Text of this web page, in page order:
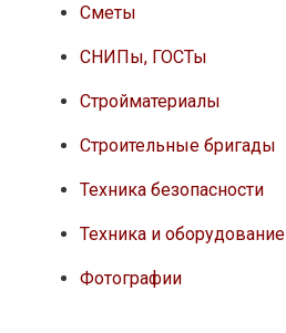
Сметы
СНИПы, ГОСТы
Стройматериалы
Строительные бригады
Техника безопасности
Техника и оборудование
Фотографии